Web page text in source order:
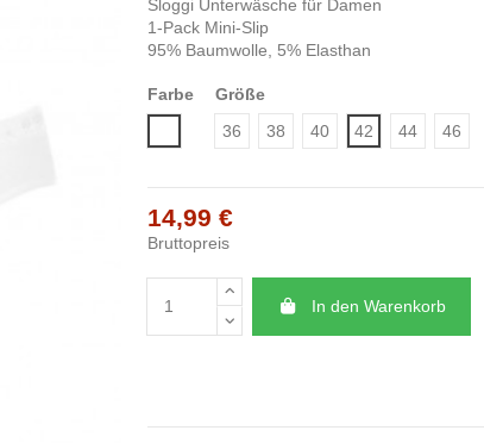
Sloggi Unterwäsche für Damen
1-Pack Mini-Slip
95% Baumwolle, 5% Elasthan
Farbe
Größe
36
38 40 42 44 46
14,99 €
Bruttopreis
In den Warenkorb